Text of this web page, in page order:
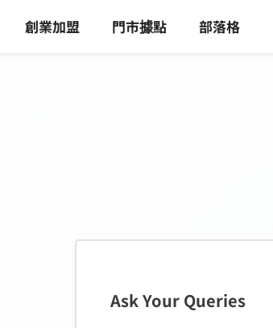
創業加盟 門市據點 部落格
Ask Your Queries